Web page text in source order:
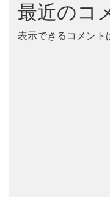
最近のコ
表示できるコメント